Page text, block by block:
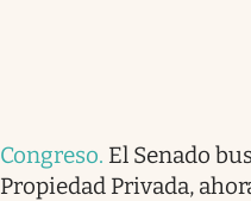
Congreso. El Senado
Propiedad Privada,